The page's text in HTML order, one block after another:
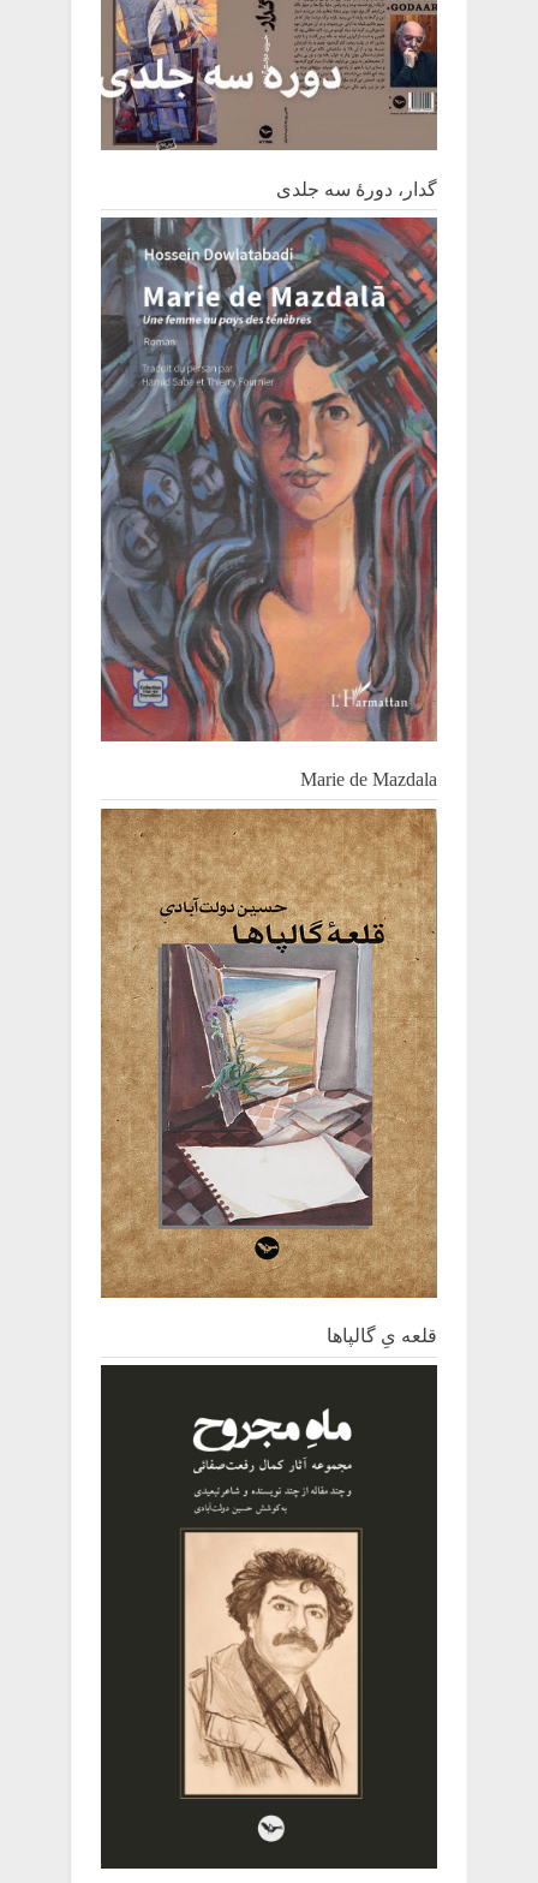
گدار، دورۀ سه جلدی
Marie de Mazdala
قلعه یِ ‌گالپاها